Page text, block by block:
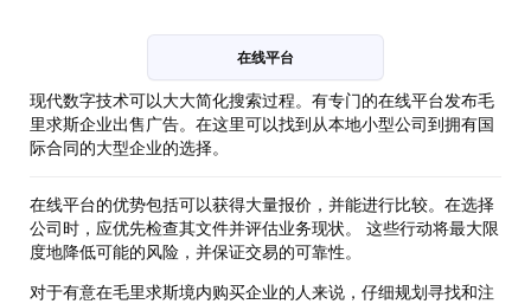
在线平台
现代数字技术可以大大简化搜索过程。有专门的在线平台发布毛
里求斯企业出售广告。在这里可以找到从本地小型公司到拥有国
际合同的大型企业的选择。
在线平台的优势包括可以获得大量报价，并能进行比较。在选择
公司时，应优先检查其文件并评估业务现状。 这些行动将最大限
度地降低可能的风险，并保证交易的可靠性。
对于有意在毛里求斯境内购买企业的人来说，仔细规划寻找和注